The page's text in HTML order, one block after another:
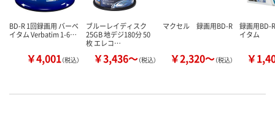
BD-R 1回録画用 バーベ
イタム Verbatim 1-6…
￥4,001（税込）
ブルーレイディスク
25GB 地デジ180分 50
枚 エレコ…
￥3,436～（税込）
マクセル 録画用BD-R
￥2,320～（税込）
録画用
イタム
￥